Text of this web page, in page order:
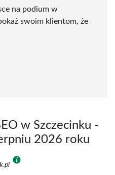
na podium w
swoim klientom, że
w Szczecinku -
2026 roku